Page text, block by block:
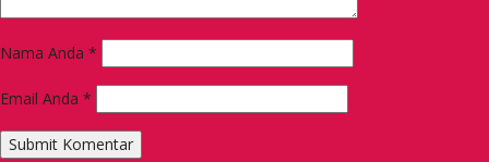
Nama Anda *
Email Anda *